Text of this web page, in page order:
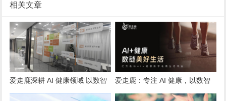
相关文章
爱走鹿深耕 AI 健康领域 以数智
创新，赋能全民健康
爱走鹿：专注 AI 健康，以数智
守护全民日常健康生活